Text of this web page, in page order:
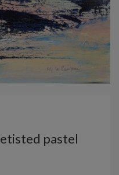
pastel